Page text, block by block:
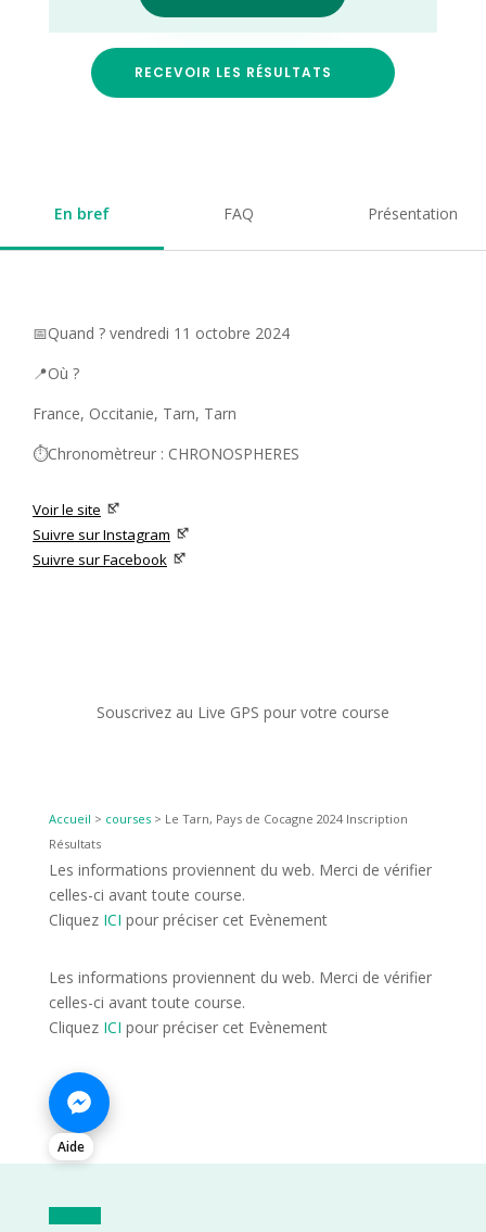
RECEVOIR LES RÉSULTATS
En bref FAQ Présentation
📅Quand ? vendredi 11 octobre 2024
📍Où ?
France, Occitanie, Tarn, Tarn
⏱️Chronomètreur : CHRONOSPHERES
Voir le site
Suivre sur Instagram
Suivre sur Facebook
Souscrivez au Live GPS pour votre course
Accueil > courses> Le Tarn, Pays de Cocagne 2024 Inscription
Résultats
Les informations proviennent du web. Merci de vérifier
celles-ci avant toute course.
Cliquez ICI pour préciser cet Evènement
Les informations proviennent du web. Merci de vérifier
celles-ci avant toute course.
Cliquez ICI pour préciser cet Evènement
Aide